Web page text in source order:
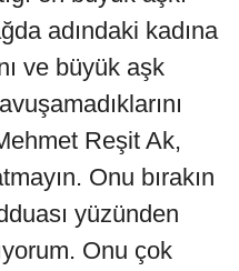
adındaki kadına
ve büyük aşk
Reşit Ak,
Onu bırakın
yüzünden
Onu çok